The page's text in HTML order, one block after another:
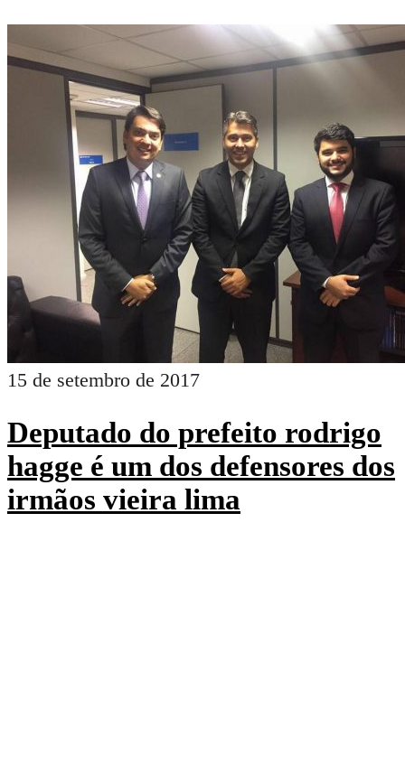
15 de setembro de 2017
Deputado do prefeito rodrigo
hagge é um dos defensores dos
irmãos vieira lima